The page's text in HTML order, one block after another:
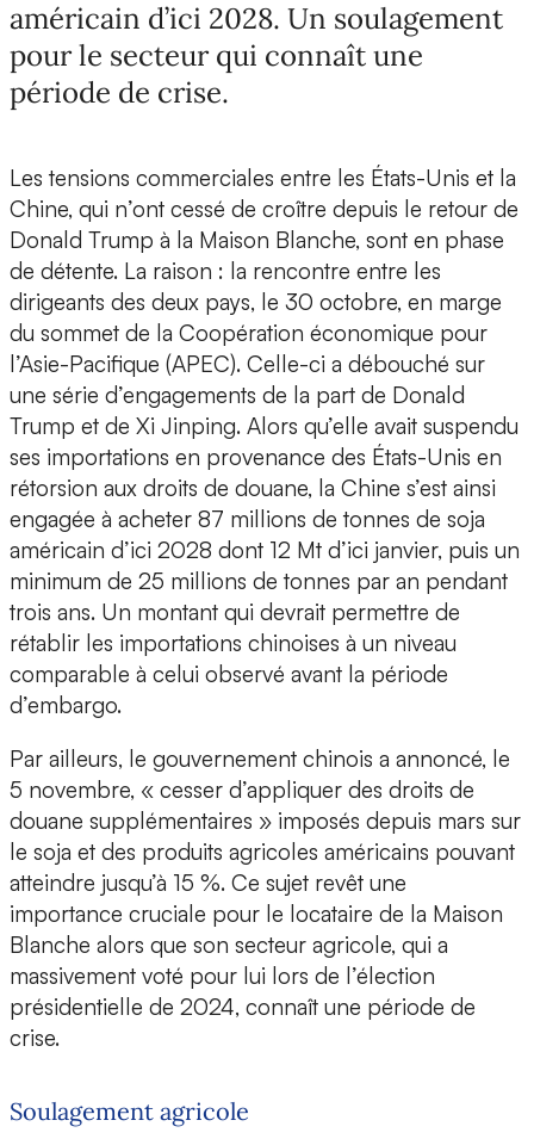
américain d’ici 2028. Un soulagement
pour le secteur qui connaît une
période de crise.
Les tensions commerciales entre les États-Unis et la
Chine, qui n’ont cessé de croître depuis le retour de
Donald Trump à la Maison Blanche, sont en phase
de détente. La raison : la rencontre entre les
dirigeants des deux pays, le 30 octobre, en marge
du sommet de la Coopération économique pour
l’Asie-Pacifique (APEC). Celle-ci a débouché sur
une série d’engagements de la part de Donald
Trump et de Xi Jinping. Alors qu’elle avait suspendu
ses importations en provenance des États-Unis en
rétorsion aux droits de douane, la Chine s’est ainsi
engagée à acheter 87 millions de tonnes de soja
américain d’ici 2028 dont 12 Mt d’ici janvier, puis un
minimum de 25 millions de tonnes par an pendant
trois ans. Un montant qui devrait permettre de
rétablir les importations chinoises à un niveau
comparable à celui observé avant la période
d’embargo.
Par ailleurs, le gouvernement chinois a annoncé, le
5 novembre, « cesser d’appliquer des droits de
douane supplémentaires » imposés depuis mars sur
le soja et des produits agricoles américains pouvant
atteindre jusqu’à 15 %. Ce sujet revêt une
importance cruciale pour le locataire de la Maison
Blanche alors que son secteur agricole, qui a
massivement voté pour lui lors de l’élection
présidentielle de 2024, connaît une période de
crise.
Soulagement agricole